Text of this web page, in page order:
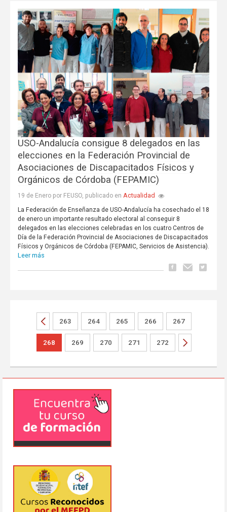
USO-Andalucía consigue 8 delegados en las
elecciones en la Federación Provincial de
Asociaciones de Discapacitados Físicos y
Orgánicos de Córdoba (FEPAMIC)
19 de Enero por FEUSO, publicado en Actualidad
La Federación de Enseñanza de USO-Andalucía ha cosechado el 18
de enero un importante resultado electoral al conseguir 8
delegados en las elecciones celebradas en los cuatro Centros de
Día de la Federación Provincial de Asociaciones de Discapacitados
Físicos y Orgánicos de Córdoba (FEPAMIC, Servicios de Asistencia).
Leer más
263 264 265 266 267
268 269 270 271 272